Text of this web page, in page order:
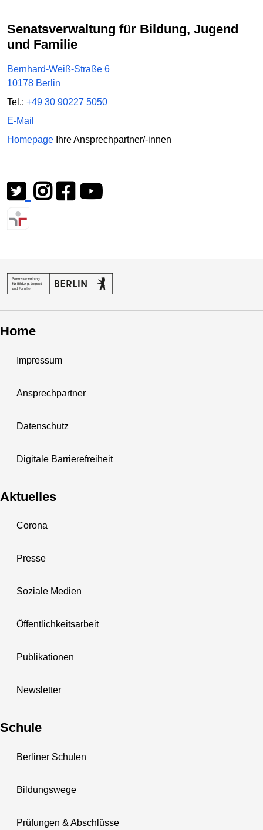
Senatsverwaltung für Bildung, Jugend
und Familie
Bernhard-Weiß-Straße 6
10178 Berlin
Tel.: +49 30 90227 5050
E-Mail
Homepage Ihre Ansprechpartner/-innen
Home
Impressum
Ansprechpartner
Datenschutz
Digitale Barrierefreiheit
Aktuelles
Corona
Presse
Soziale Medien
Öffentlichkeitsarbeit
Publikationen
Newsletter
Schule
Berliner Schulen
Bildungswege
Prüfungen & Abschlüsse